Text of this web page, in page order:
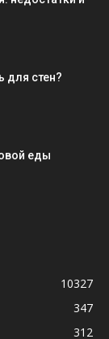
для стен?
еды
10327
347
312